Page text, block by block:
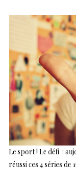
Le sport ! Le défi :
réussi ces 4 séries de